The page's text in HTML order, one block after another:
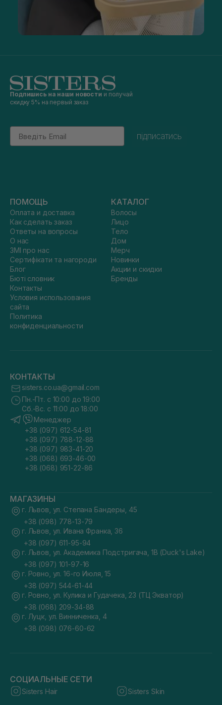
Подпишись на наши новости и получай
скидку 5% на первый заказ
Email
підписатись
ПОМОЩЬ
Оплата и доставка
Как сделать заказ
Ответы на вопросы
О нас
ЗМІ про нас
Сертифікати та нагороди
Блог
Бюті словник
Контакты
Условия использования
сайта
Политика
конфиденциальности
КАТАЛОГ
Волосы
Лицо
Тело
Дом
Мерч
Новинки
Акции и скидки
Бренды
КОНТАКТЫ
sisters.co.ua@gmail.com
Пн.-Пт. с 10:00 до 19:00
Сб.-Вс. с 11:00 до 18:00
Менеджер
+38 (097) 612-54-81
+38 (097) 788-12-88
+38 (097) 983-41-20
+38 (068) 693-46-00
+38 (068) 951-22-86
МАГАЗИНЫ
г. Львов, ул. Степана Бандеры, 45
+38 (098) 778-13-79
г. Львов, ул. Ивана Франка, 36
+38 (097) 611-95-94
г. Львов, ул. Академика Подстригача, 1В (Duck's Lake)
+38 (097) 101-97-16
г. Ровно, ул. 16-го Июля, 15
+38 (097) 544-61-44
г. Ровно, ул. Кулика и Гудачека, 23 (ТЦ Экватор)
+38 (068) 209-34-88
г. Луцк, ул. Винниченка, 4
+38 (098) 076-60-62
СОЦИАЛЬНЫЕ СЕТИ
Sisters Hair Sisters Skin